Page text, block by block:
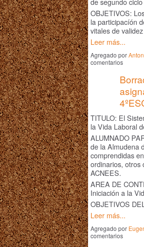
OBJETIVOS:
la participacíón
vitales de
Leer más...
Agregado por
comentarios
TITULO: El
la Vida Laboral
ALUMNADO
de la Almudena
comprendidas
ordinarios, otros
ACNEES.
AREA DE
Iniciación a la
OBJETIVOS
Leer más...
Agregado por
comentarios